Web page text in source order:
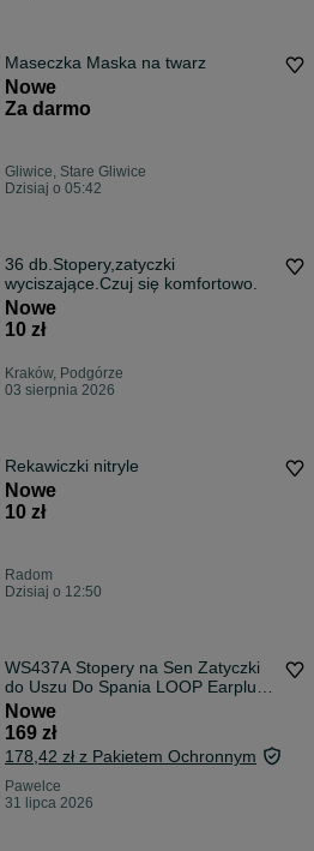
Maseczka Maska na twarz
Nowe
Za darmo
Gliwice, Stare Gliwice
Dzisiaj o 05:42
36 db.Stopery,zatyczki
wyciszające.Czuj się komfortowo.
Nowe
10 zł
Kraków, Podgórze
03 sierpnia 2026
Rekawiczki nitryle
Nowe
10 zł
Radom
Dzisiaj o 12:50
WS437A Stopery na Sen Zatyczki
do Uszu Do Spania LOOP Earplugs
DREAM Black 27db
Nowe
169 zł
178,42 zł z Pakietem Ochronnym
Pawelce
31 lipca 2026